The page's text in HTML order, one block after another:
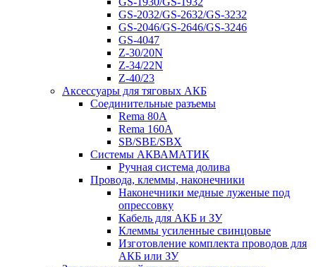
GS-2032/GS-2632/GS-3232
GS-2046/GS-2646/GS-3246
GS-4047
Z-30/20N
Z-34/22N
Z-40/23
Аксессуары для тяговых АКБ
Соединительные разъемы
Rema 80A
Rema 160A
SB/SBE/SBX
Системы АКВАМАТИК
Ручная система долива
Провода, клеммы, наконечники
Наконечники медные луженые под
опрессовку
Кабель для АКБ и ЗУ
Клеммы усиленные свинцовые
Изготовление комплекта проводов для
АКБ или ЗУ